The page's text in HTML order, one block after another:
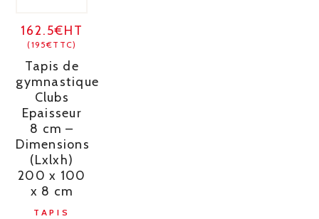
162.5€HT
(195€TTC)
Tapis de
gymnastique
Clubs
Epaisseur
8 cm –
Dimensions
(Lxlxh)
200 x 100
x 8 cm
TAPIS